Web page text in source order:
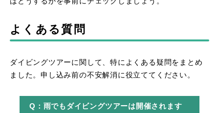
よくある質問
ダイビングツアーに関して、特によくある疑問をまとめ
ました。申し込み前の不安解消に役立ててください。
Q：雨でもダイビングツアーは開催されます